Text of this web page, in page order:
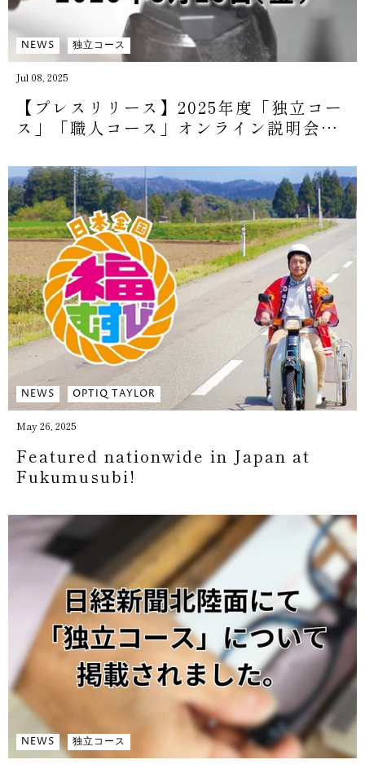
NEWS 独立コース
Jul 08, 2025
【プレスリリース】2025年度「独立コー
ス」「職人コース」オンライン説明会を
NEWS OPTIQ TAYLOR
May 26, 2025
Featured nationwide in Japan at
Fukumusubi!
NEWS 独立コース